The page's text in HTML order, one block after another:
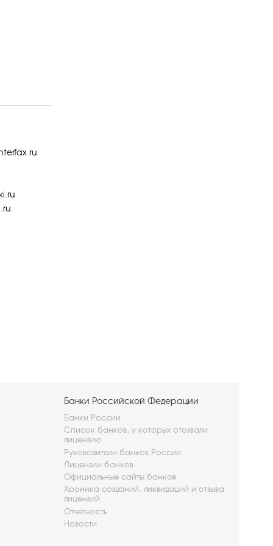
Банки Российской Федерации
Банки России
Список банков, у которых отозвали
лицензию
Руководители банков России
Лицензии банков
Официальные сайты банков
Хроника созданий, ликвидаций и отзыва
лицензий
Отчетность
Новости